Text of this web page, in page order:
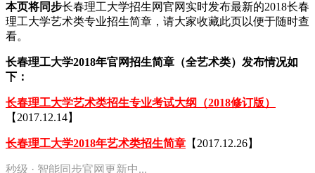
本页将同步长春理工大学招生网官网实时发布最新的2018长春
理工大学艺术类专业招生简章，请大家收藏此页以便于随时查
看。
长春理工大学2018年官网招生简章（全艺术类）发布情况如
下：
长春理工大学艺术类招生专业考试大纲（2018修订版）
【2017.12.14】
长春理工大学2018年艺术类招生简章 【2017.12.26】
秒级 · 智能同步官网更新中...